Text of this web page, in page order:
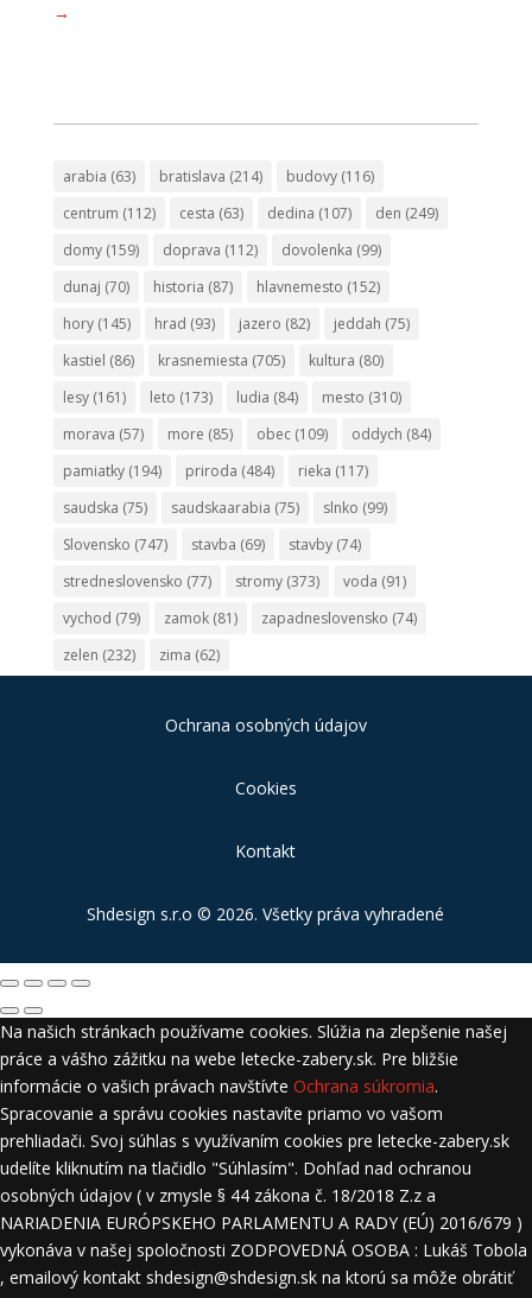
→
arabia (63) bratislava (214) budovy(116)
centrum (112) cesta (63) dedina (107) den (249)
domy(159) doprava (112) dovolenka (99)
dunaj (70) historia (87) hlavnemesto (152)
hory(145) hrad (93) jazero (82) jeddah (75)
kastiel (86) krasnemiesta (705) kultura (80)
lesy(161) leto (173) ludia (84) mesto (310)
morava (57) more (85) obec(109) oddych (84)
pamiatky(194) priroda (484) rieka (117)
saudska (75) saudskaarabia (75) slnko (99)
Slovensko (747) stavba (69) stavby(74)
stredneslovensko (77) stromy(373) voda (91)
vychod (79) zamok(81) zapadneslovensko (74)
zelen (232) zima (62)
Ochrana osobných údajov
Cookies
Kontakt
Shdesign s.r.o © 2026. Všetky práva vyhradené
Na našich stránkach používame cookies. Slúžia na zlepšenie našej
práce a vášho zážitku na webe letecke-zabery.sk. Pre bližšie
informácie o vašich právach navštívte Ochrana súkromia.
Spracovanie a správu cookies nastavíte priamo vo vašom
prehliadači. Svoj súhlas s využívaním cookies pre letecke-zabery.sk
udelíte kliknutím na tlačidlo "Súhlasím". Dohľad nad ochranou
osobných údajov ( v zmysle § 44 zákona č. 18/2018 Z.z a
NARIADENIA EURÓPSKEHO PARLAMENTU A RADY (EÚ) 2016/679 )
vykonáva v našej spoločnosti ZODPOVEDNÁ OSOBA : Lukáš Tobola
, emailový kontakt shdesign@shdesign.sk na ktorú sa môže obrátiť